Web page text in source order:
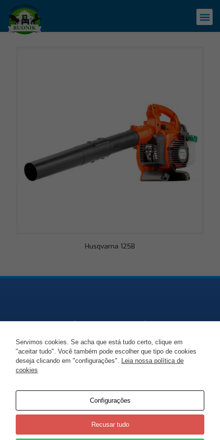
Husqvarna 125B
Endereço
Moema, Itaiópolis -
Telefone Email
Servimos cookies. Se acha que está tudo certo, clique em
"aceitar tudo". Você também pode escolher que tipo de cookies
deseja clicando em "configurações". Leia nossa política de
cookies
Configurações
Recusar tudo